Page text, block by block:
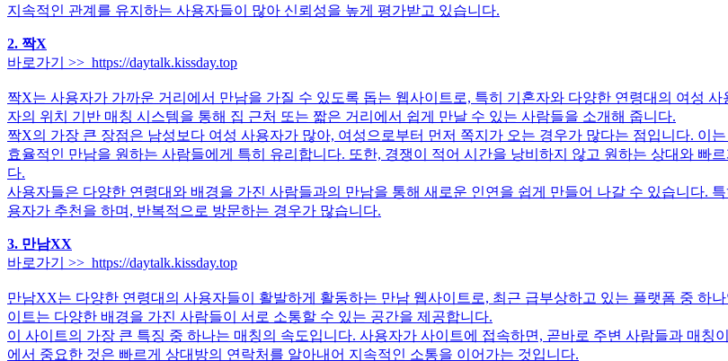
지속적인 관계를 유지하는 사용자들이 많아 신뢰성을 높게 평가받고 있습니다.
2. 짝X
바로가기 >> https://daytalk.kissday.top
짝X는 사용자가 가까운 거리에서 만남을 가질 수 있도록 돕는 웹사이트로, 특히 기혼자와 다양한 연령대의 여성
자의 위치 기반 매칭 시스템을 통해 집 근처 또는 짧은 거리에서 쉽게 만날 수 있는 사람들을 소개해 줍니다.
짝X의 가장 큰 장점은 남성보다 여성 사용자가 많아, 여성으로부터 먼저 쪽지가 오는 경우가 많다는 점입니다. 이
효율적인 만남을 원하는 사람들에게 특히 유리합니다. 또한, 경쟁이 적어 시간을 낭비하지 않고 원하는 상대와 빠
다.
사용자들은 다양한 연령대와 배경을 가진 사람들과의 만남을 통해 새로운 인연을 쉽게 만들어 나갈 수 있습니다.
용자가 추천을 하며, 반복적으로 방문하는 경우가 많습니다.
3. 만남XX
바로가기 >> https://daytalk.kissday.top
만남XX는 다양한 연령대의 사용자들이 활발하게 활동하는 만남 웹사이트로, 최근 급부상하고 있는 플랫폼 중 하
이트는 다양한 배경을 가진 사람들이 서로 소통할 수 있는 공간을 제공합니다.
이 사이트의 가장 큰 특징 중 하나는 매칭의 속도입니다. 사용자가 사이트에 접속하면, 곧바로 주변 사람들과 매칭
에서 중요한 것은 빠르게 상대방의 연락처를 알아내어 지속적인 소통을 이어가는 것입니다.